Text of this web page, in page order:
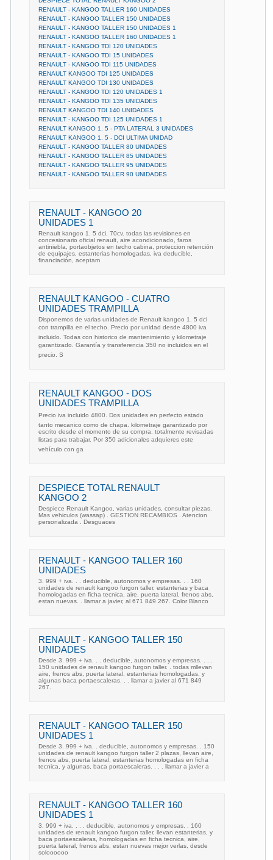
RENAULT - KANGOO TALLER 160 UNIDADES
RENAULT - KANGOO TALLER 150 UNIDADES
RENAULT - KANGOO TALLER 150 UNIDADES 1
RENAULT - KANGOO TALLER 160 UNIDADES 1
RENAULT - KANGOO TDI 120 UNIDADES
RENAULT - KANGOO TDI 15 UNIDADES
RENAULT - KANGOO TDI 115 UNIDADES
RENAULT KANGOO TDI 125 UNIDADES
RENAULT KANGOO TDI 130 UNIDADES
RENAULT - KANGOO TDI 120 UNIDADES 1
RENAULT - KANGOO TDI 135 UNIDADES
RENAULT KANGOO TDI 140 UNIDADES
RENAULT - KANGOO TDI 125 UNIDADES 1
RENAULT KANGOO 1. 5 - PTA LATERAL 3 UNIDADES
RENAULT KANGOO 1. 5 - DCI ULTIMA UNIDAD
RENAULT - KANGOO TALLER 80 UNIDADES
RENAULT - KANGOO TALLER 85 UNIDADES
RENAULT - KANGOO TALLER 95 UNIDADES
RENAULT - KANGOO TALLER 90 UNIDADES
RENAULT - KANGOO 20
UNIDADES 1
Renault kangoo 1. 5 dci, 70cv. todas las revisiones en
concesionario oficial renault, aire acondicionado, faros
antiniebla, portaobjetos en techo cabina, proteccion retención
de equipajes, estanterias homologadas, iva deducible,
financiación, aceptam
RENAULT KANGOO - CUATRO
UNIDADES TRAMPILLA
Disponemos de varias unidades de Renault kangoo 1. 5 dci
con trampilla en el techo. Precio por unidad desde 4800 iva
incluido. Todas con historico de mantenimiento y kilometraje
garantizado. Garantía y transferencia 350 no incluidos en el
precio. S
RENAULT KANGOO - DOS
UNIDADES TRAMPILLA
Precio iva incluido 4800. Dos unidades en perfecto estado
tanto mecanico como de chapa. kilometraje garantizado por
escrito desde el momento de su compra. totalmente revisadas
listas para trabajar. Por 350 adicionales adquieres este
vehículo con ga
DESPIECE TOTAL RENAULT
KANGOO 2
Despiece Renault Kangoo, varias unidades, consultar piezas.
Mas vehiculos (wassap) . GESTION RECAMBIOS . Atencion
personalizada . Desguaces
RENAULT - KANGOO TALLER 160
UNIDADES
3. 999 + iva. . . deducible, autonomos y empresas. . . 160
unidades de renault kangoo furgon taller, estanterias y baca
homologadas en ficha tecnica, aire, puerta lateral, frenos abs,
estan nuevas. . llamar a javier, al 671 849 267. Color Blanco
RENAULT - KANGOO TALLER 150
UNIDADES
Desde 3. 999 + iva. . . deducible, autonomos y empresas. . . .
150 unidades de renault kangoo furgon taller. . todas mllevan
aire, frenos abs, puerta lateral, estanterias homologadas, y
algunas baca portaescaleras. . . llamar a javier al 671 849
267.
RENAULT - KANGOO TALLER 150
UNIDADES 1
Desde 3. 999 + iva. . deducible, autonomos y empresas. . 150
unidades de renault kangoo furgon taller 2 plazas, llevan aire,
frenos abs, puerta lateral, estanterias homologadas en ficha
tecnica, y algunas, baca portaescaleras. . . . llamar a javier a
RENAULT - KANGOO TALLER 160
UNIDADES 1
3. 999 + iva. . . . deducible, autonomos y empresas. . 160
unidades de renault kangoo furgon taller, llevan estanterias, y
baca portaescaleras, homologadas en ficha tecnica, aire,
puerta lateral, frenos abs, estan nuevas mejor verlas, desde
soloooooo